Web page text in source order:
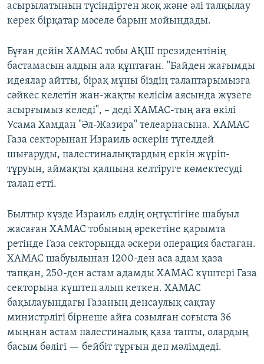
асырылатынын түсіндірген жоқ және әлі талқылау
керек бірқатар мәселе барын мойындады.
Бұған дейін ХАМАС тобы АҚШ президентінің
бастамасын алдын ала құптаған. "Байден жағымды
идеялар айтты, бірақ мұны біздің талаптарымызға
сәйкес келетін жан-жақты келісім аясында жүзеге
асырғымыз келеді", – деді ХАМАС-тың аға өкілі
Усама Хамдан "Әл-Жазира" телеарнасына. ХАМАС
Газа секторынан Израиль әскерін түгелдей
шығаруды, палестиналықтардың еркін жүріп-
тұруын, аймақты қалпына келтіруге көмектесуді
талап етті.
Былтыр күзде Израиль елдің оңтүстігіне шабуыл
жасаған ХАМАС тобының әрекетіне қарымта
ретінде Газа секторында әскери операция бастаған.
ХАМАС шабуылынан 1200-ден аса адам қаза
тапқан, 250-ден астам адамды ХАМАС күштері Газа
секторына күштеп алып кеткен. ХАМАС
бақылауындағы Газаның денсаулық сақтау
министрлігі бірнеше айға созылған соғыста 36
мыңнан астам палестиналық қаза тапты, олардың
басым бөлігі — бейбіт тұрғын деп мәлімдеді.